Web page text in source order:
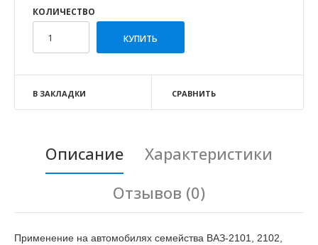
КОЛИЧЕСТВО
В ЗАКЛАДКИ СРАВНИТЬ
Описание
Характеристики
Отзывов (0)
Применение на автомобилях семейства ВАЗ-2101, 2102,